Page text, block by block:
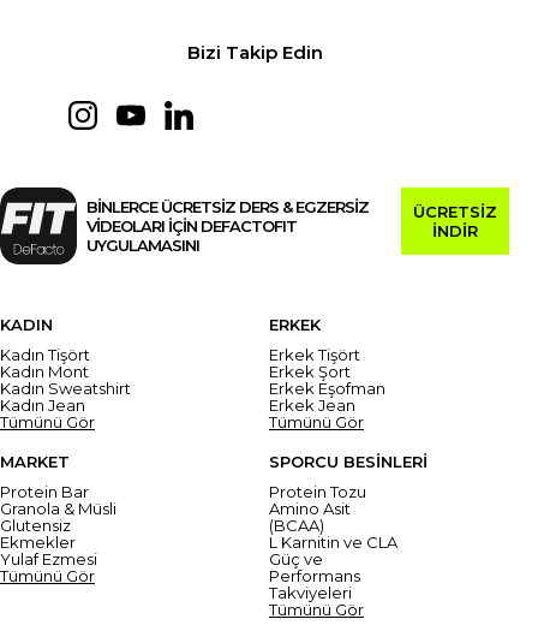
Bizi Takip Edin
BİNLERCE ÜCRETSİZ DERS & EGZERSİZ
VİDEOLARI İÇİN DEFACTOFIT
UYGULAMASINI
ÜCRETSİZ
İNDİR
KADIN
Kadın Tişört
Kadın Mont
Kadın Sweatshirt
Kadın Jean
Tümünü Gör
ERKEK
Erkek Tişört
Erkek Şort
Erkek Eşofman
Erkek Jean
Tümünü Gör
MARKET
Protein Bar
Granola & Müsli
Glutensiz
Ekmekler
Yulaf Ezmesi
Tümünü Gör
SPORCU BESİNLERİ
Protein Tozu
Amino Asit
(BCAA)
L Karnitin ve CLA
Güç ve
Performans
Takviyeleri
Tümünü Gör